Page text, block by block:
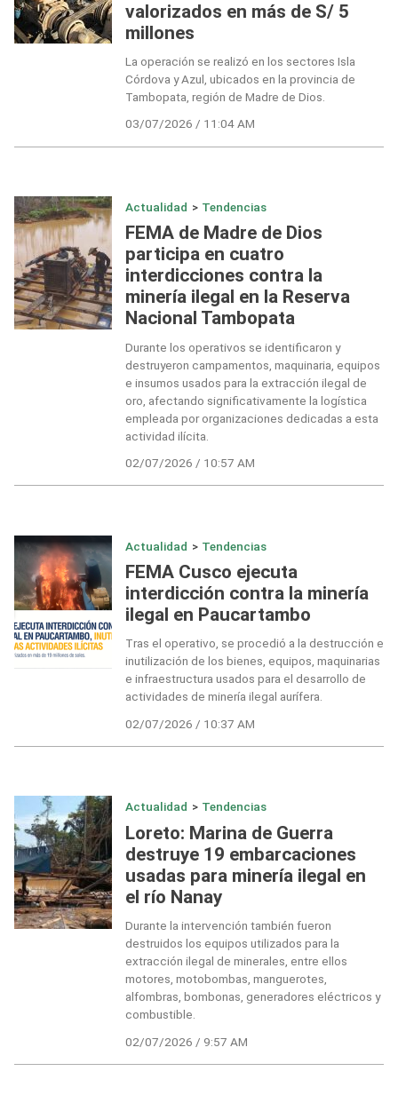
valorizados en más de S/ 5
millones
La operación se realizó en los sectores Isla
Córdova y Azul, ubicados en la provincia de
Tambopata, región de Madre de Dios.
03/07/2026 / 11:04 AM
Actualidad > Tendencias
FEMA de Madre de Dios
participa en cuatro
interdicciones contra la
minería ilegal en la Reserva
Nacional Tambopata
Durante los operativos se identificaron y
destruyeron campamentos, maquinaria, equipos
e insumos usados para la extracción ilegal de
oro, afectando significativamente la logística
empleada por organizaciones dedicadas a esta
actividad ilícita.
02/07/2026 / 10:57 AM
Actualidad > Tendencias
FEMA Cusco ejecuta
interdicción contra la minería
ilegal en Paucartambo
Tras el operativo, se procedió a la destrucción e
inutilización de los bienes, equipos, maquinarias
e infraestructura usados para el desarrollo de
actividades de minería ilegal aurífera.
02/07/2026 / 10:37 AM
Actualidad > Tendencias
Loreto: Marina de Guerra
destruye 19 embarcaciones
usadas para minería ilegal en
el río Nanay
Durante la intervención también fueron
destruidos los equipos utilizados para la
extracción ilegal de minerales, entre ellos
motores, motobombas, manguerotes,
alfombras, bombonas, generadores eléctricos y
combustible.
02/07/2026 / 9:57 AM